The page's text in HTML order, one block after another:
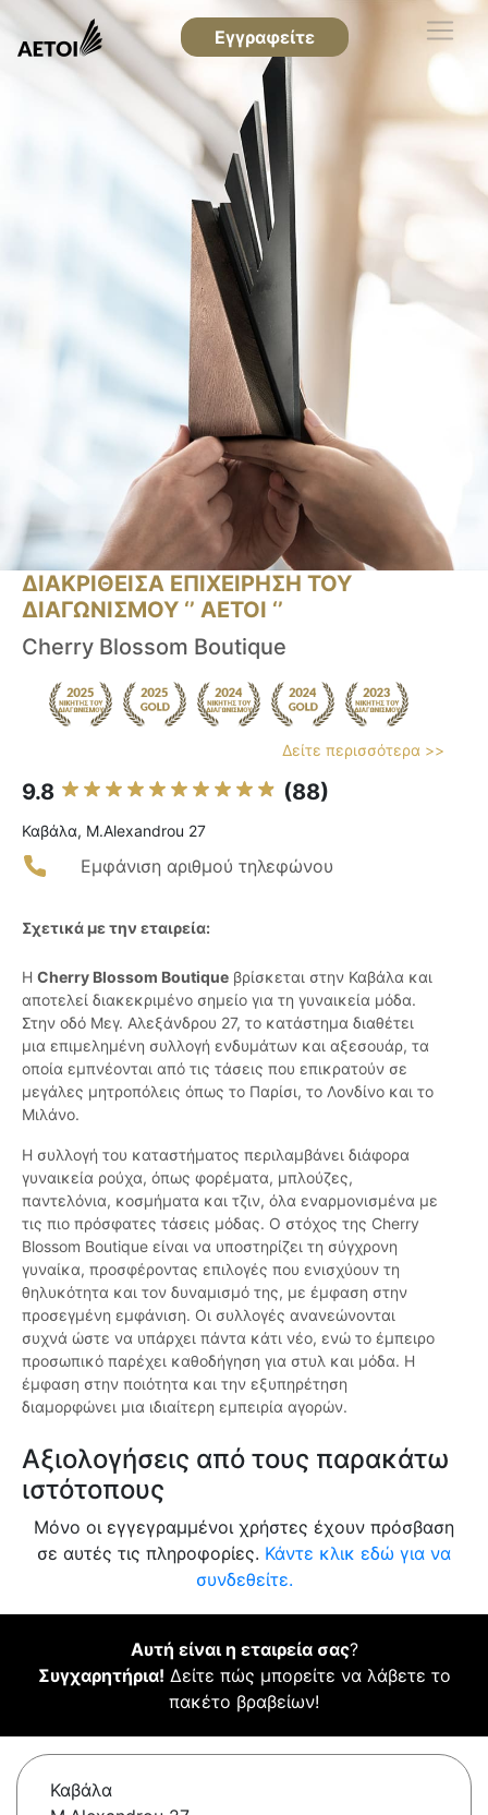
Εγγραφείτε
ΔΙΑΚΡΙΘΕΙΣΑ ΕΠΙΧΕΙΡΗΣΗ ΤΟΥ
ΔΙΑΓΩΝΙΣΜΟΥ ‘’ ΑΕΤΟΙ ‘’
Cherry Blossom Boutique
Δείτε περισσότερα >>
9.8 (88)
Καβάλα, M.Alexandrou 27
Εμφάνιση αριθμού τηλεφώνου
Σχετικά με την εταιρεία:
Η Cherry Blossom Boutique βρίσκεται στην Καβάλα και
αποτελεί διακεκριμένο σημείο για τη γυναικεία μόδα.
Στην οδό Μεγ. Αλεξάνδρου 27, το κατάστημα διαθέτει
μια επιμελημένη συλλογή ενδυμάτων και αξεσουάρ, τα
οποία εμπνέονται από τις τάσεις που επικρατούν σε
μεγάλες μητροπόλεις όπως το Παρίσι, το Λονδίνο και το
Μιλάνο.
Η συλλογή του καταστήματος περιλαμβάνει διάφορα
γυναικεία ρούχα, όπως φορέματα, μπλούζες,
παντελόνια, κοσμήματα και τζιν, όλα εναρμονισμένα με
τις πιο πρόσφατες τάσεις μόδας. Ο στόχος της Cherry
Blossom Boutique είναι να υποστηρίζει τη σύγχρονη
γυναίκα, προσφέροντας επιλογές που ενισχύουν τη
θηλυκότητα και τον δυναμισμό της, με έμφαση στην
προσεγμένη εμφάνιση. Οι συλλογές ανανεώνονται
συχνά ώστε να υπάρχει πάντα κάτι νέο, ενώ το έμπειρο
προσωπικό παρέχει καθοδήγηση για στυλ και μόδα. Η
έμφαση στην ποιότητα και την εξυπηρέτηση
διαμορφώνει μια ιδιαίτερη εμπειρία αγορών.
Αξιολογήσεις από τους παρακάτω
ιστότοπους
Μόνο οι εγγεγραμμένοι χρήστες έχουν πρόσβαση
σε αυτές τις πληροφορίες. Κάντε κλικ εδώ για να
συνδεθείτε.
Αυτή είναι η εταιρεία σας?
Συγχαρητήρια! Δείτε πώς μπορείτε να λάβετε το
πακέτο βραβείων!
Καβάλα